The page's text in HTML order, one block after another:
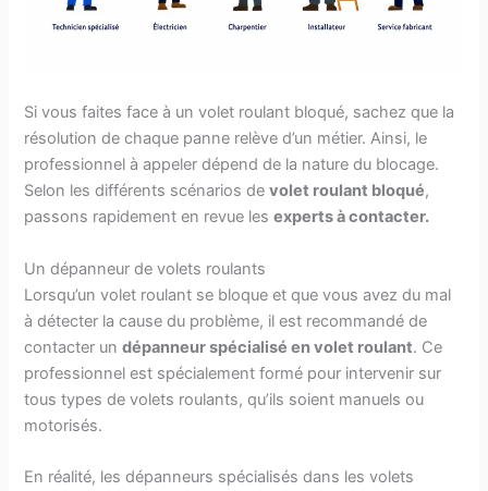
Si vous faites face à un volet roulant bloqué, sachez que la
résolution de chaque panne relève d’un métier. Ainsi, le
professionnel à appeler dépend de la nature du blocage.
Selon les différents scénarios devolet roulant bloqué,
passons rapidement en revue lesexperts à contacter.
Un dépanneur de volets roulants
Lorsqu’un volet roulant se bloque et que vous avez du mal
à détecter la cause du problème, il est recommandé de
contacter undépanneur spécialisé en volet roulant. Ce
professionnel est spécialement formé pour intervenir sur
tous types de volets roulants, qu’ils soient manuels ou
motorisés.
En réalité, les dépanneurs spécialisés dans les volets